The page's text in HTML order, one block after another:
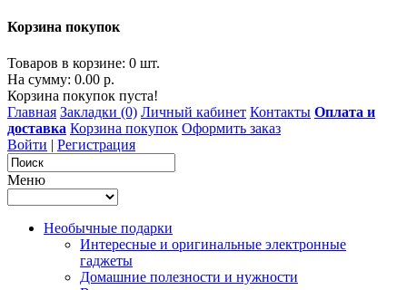
Корзина покупок
Товаров в корзине: 0 шт.
На сумму: 0.00 р.
Корзина покупок пуста!
Главная Закладки (0) Личный кабинет Контакты Оплата и
доставка Корзина покупок Оформить заказ
Войти | Регистрация
Меню
Необычные подарки
Интересные и оригинальные электронные
гаджеты
Домашние полезности и нужности